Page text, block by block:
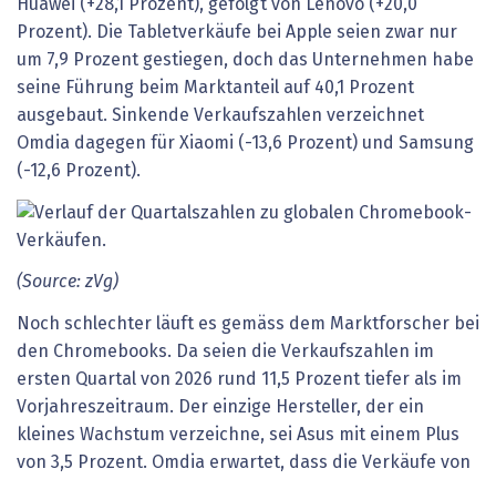
Huawei (+28,1 Prozent), gefolgt von Lenovo (+20,0
Prozent). Die Tabletverkäufe bei Apple seien zwar nur
um 7,9 Prozent gestiegen, doch das Unternehmen habe
seine Führung beim Marktanteil auf 40,1 Prozent
ausgebaut. Sinkende Verkaufszahlen verzeichnet
Omdia dagegen für Xiaomi (-13,6 Prozent) und Samsung
(-12,6 Prozent).
(Source: zVg)
Noch schlechter läuft es gemäss dem Marktforscher bei
den Chromebooks. Da seien die Verkaufszahlen im
ersten Quartal von 2026 rund 11,5 Prozent tiefer als im
Vorjahreszeitraum. Der einzige Hersteller, der ein
kleines Wachstum verzeichne, sei Asus mit einem Plus
von 3,5 Prozent. Omdia erwartet, dass die Verkäufe von